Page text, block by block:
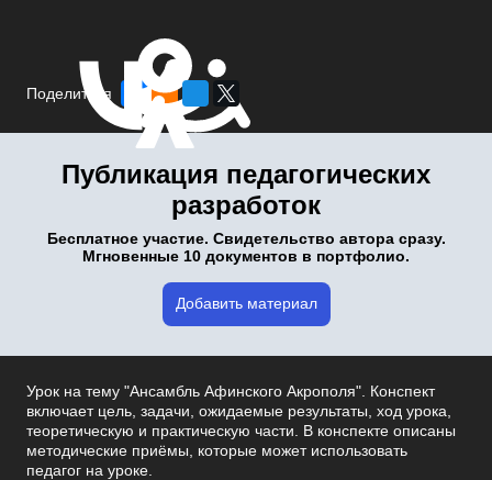
Поделиться
Публикация педагогических
разработок
Бесплатное участие. Свидетельство автора сразу.
Мгновенные 10 документов в портфолио.
Добавить материал
Урок на тему "Ансамбль Афинского Акрополя". Конспект
включает цель, задачи, ожидаемые результаты, ход урока,
теоретическую и практическую части. В конспекте описаны
методические приёмы, которые может использовать
педагог на уроке.